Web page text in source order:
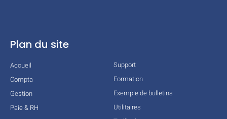
Plan du site
Accueil
Compta
Gestion
Paie & RH
Support
Formation
Exemple de bulletins
Utilitaires